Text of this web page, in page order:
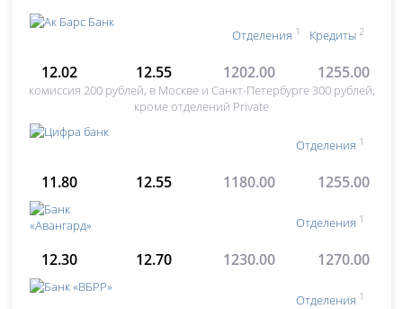
Отделения 1 Кредиты 2
12.02 12.55 1202.00 1255.00
комиссия 200 рублей, в Москве и Санкт-Петербурге 300 рублей,
кроме отделений Private
Отделения 1
11.80 12.55 1180.00 1255.00
Отделения 1
12.30 12.70 1230.00 1270.00
Отделения 1